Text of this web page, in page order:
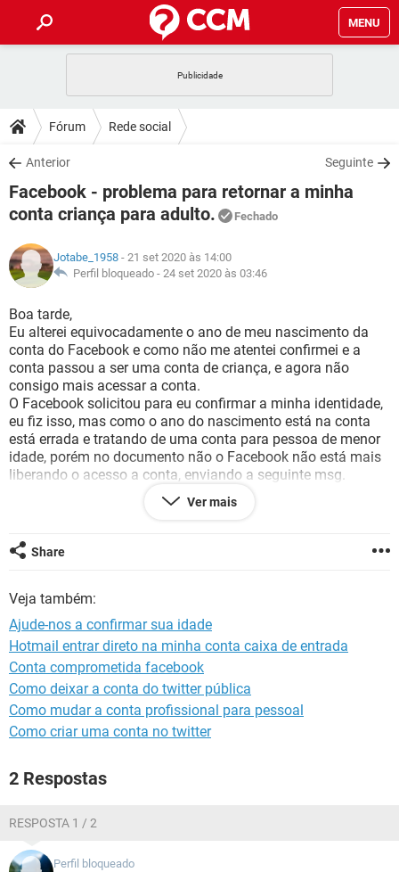
MENU
CELULAR
OUTLOOK
INSTAGRAM GMAIL
GUIA DE COMPRAS
DICAS
JOGOS
OUTLOOK EXCEL
GUIA DE COMPRAS
DOWNLOADS
JOGOS WHATSAPP
CELULAR FACEBOOK
OUTLOOK EXCEL
INSTAGRAM
GUIA DE COMPRAS
FÓRUM
CELULAR FACEBOOK
INSTAGRAM GMAIL
GLOSSÁRIO
JOGOS
CELULAR
OUTLOOK EXCEL
INSTAGRAM GMAIL
GUIA DE COMPRAS
Fórum Rede social
Anterior Seguinte
Facebook - problema para retornar a minha
conta criança para adulto.
Fechado
Jotabe_1958 - 21 set 2020 às 14:00
Perfil bloqueado - 24 set 2020 às 03:46
Boa tarde,
Eu alterei equivocadamente o ano de meu nascimento da
conta do Facebook e como não me atentei confirmei e a
conta passou a ser uma conta de criança, e agora não
consigo mais acessar a conta.
O Facebook solicitou para eu confirmar a minha identidade,
eu fiz isso, mas como o ano do nascimento está na conta
está errada e tratando de uma conta para pessoa de menor
idade, porém no documento não o Facebook não está mais
liberando o acesso a conta, enviando a seguinte msg.
"Se ainda achamos que você não tem idade suficiente para
estar no Facebook sua conta permanecerá desativada. Isso
Serviço".
problema ou como entra em contato com o Facebook?
Ver mais
Share
Veja também:
Ajude-nos a confirmar sua idade
Hotmail entrar direto na minha conta caixa de entrada
Conta comprometida facebook
Como deixar a conta do twitter pública
Como mudar a conta profissional para pessoal
Como criar uma conta no twitter
2 Respostas
RESPOSTA 1 / 2
Perfil bloqueado